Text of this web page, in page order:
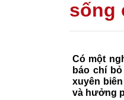
sống
Có một
báo chí
xuyên
và hưởng